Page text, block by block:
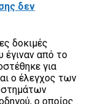
δεν
δοκιμές
έγιναν από το
για
ο έλεγχος των
ο οποίος